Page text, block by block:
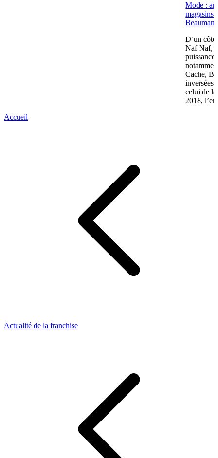
Mode :
magasins
D’un
Naf Naf,
Cache,
inversées
celui de
2018,
Accueil
Actualité de la franchise